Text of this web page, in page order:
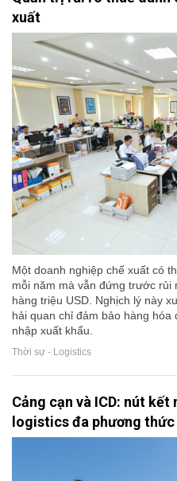
xuất
Một doanh nghiệp chế xuất có
mỗi năm mà vẫn đứng trước rủi
hàng triệu USD. Nghịch lý này
hải quan chỉ đảm bảo hàng
nhập xuất khẩu.
Thời sự - Logistics
Cảng cạn và ICD: nút
logistics đa phương thức